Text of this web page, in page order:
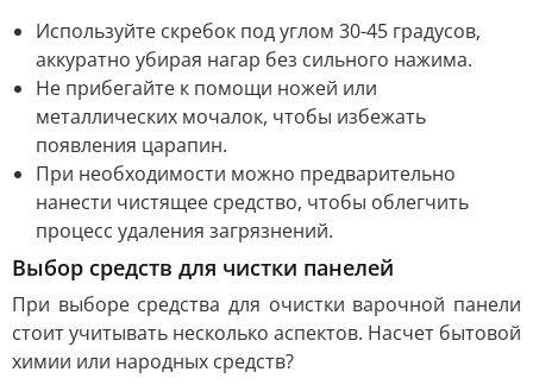
Используйте скребок под углом 30-45 градусов,
аккуратно убирая нагар без сильного нажима.
Не прибегайте к помощи ножей или
металлических мочалок, чтобы избежать
появления царапин.
При необходимости можно предварительно
нанести чистящее средство, чтобы облегчить
процесс удаления загрязнений.
Выбор средств для чистки панелей
При выборе средства для очистки варочной панели
стоит учитывать несколько аспектов. Насчет бытовой
химии или народных средств?